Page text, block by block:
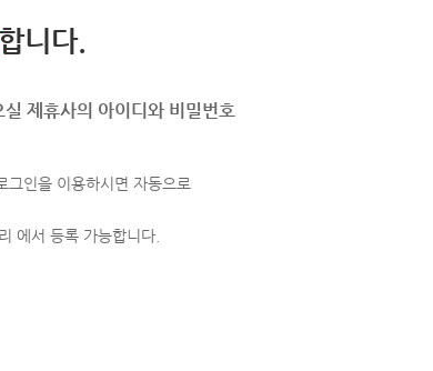
합니다.
제휴사의 아이디와 비밀번호
그인을 이용하시면 자동으로
에서 등록 가능합니다.